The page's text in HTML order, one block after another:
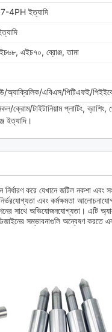
4PH ইত্যাদি
এইচ৭০, ব্রোঞ্জ, তামা
অ্যাক্রিলিক/এবিএস/পিটিএফই/
ক্রোম/টাইটানিয়াম প্লাটিং, ব্রাশিং,
ইত্যাদি।
করে যেখানে জটিল নকশা
নির্ভরযোগ্যতা এবং কর্মক্ষমতা
সাথে অভিযোজনযোগ্যতা। এটি
সম্ভাবনাগুলি অন্বেষণ করতে